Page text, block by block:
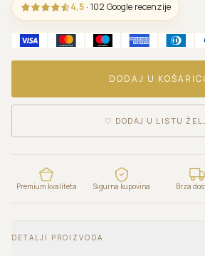
4,5 · 102 Google recenzije
DODAJ U
♡ DODAJ U LISTU
Premium kvaliteta Sigurna kupovina Brza
DETALJI PROIZVODA